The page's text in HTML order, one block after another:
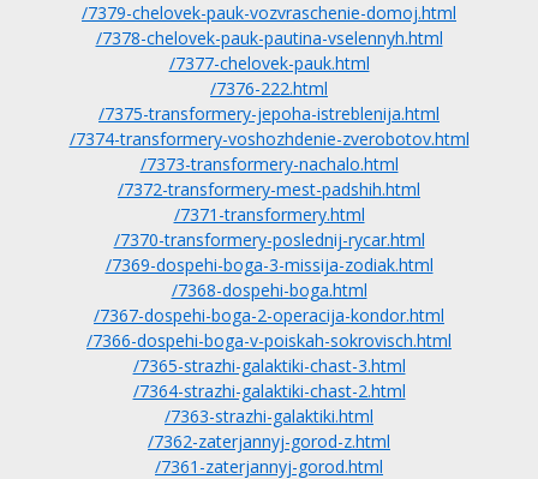
/7379-chelovek-pauk-vozvraschenie-domoj.html
/7378-chelovek-pauk-pautina-vselennyh.html
/7377-chelovek-pauk.html
/7376-222.html
/7375-transformery-jepoha-istreblenija.html
/7374-transformery-voshozhdenie-zverobotov.html
/7373-transformery-nachalo.html
/7372-transformery-mest-padshih.html
/7371-transformery.html
/7370-transformery-poslednij-rycar.html
/7369-dospehi-boga-3-missija-zodiak.html
/7368-dospehi-boga.html
/7367-dospehi-boga-2-operacija-kondor.html
/7366-dospehi-boga-v-poiskah-sokrovisch.html
/7365-strazhi-galaktiki-chast-3.html
/7364-strazhi-galaktiki-chast-2.html
/7363-strazhi-galaktiki.html
/7362-zaterjannyj-gorod-z.html
/7361-zaterjannyj-gorod.html